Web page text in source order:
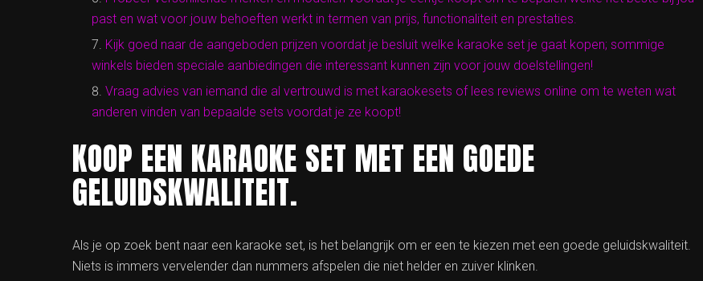
past en wat voor jouw behoeften werkt in termen van prijs, functionaliteit en prestaties.
Kijk goed naar de aangeboden prijzen voordat je besluit welke karaoke set je gaat kopen; sommige
winkels bieden speciale aanbiedingen die interessant kunnen zijn voor jouw doelstellingen!
Vraag advies van iemand die al vertrouwd is met karaokesets of lees reviews online om te weten wat
anderen vinden van bepaalde sets voordat je ze koopt!
KOOP EEN KARAOKE SET MET EEN GOEDE
GELUIDSKWALITEIT.
Als je op zoek bent naar een karaoke set, is het belangrijk om er een te kiezen met een goede geluidskwaliteit.
Niets is immers vervelender dan nummers afspelen die niet helder en zuiver klinken.